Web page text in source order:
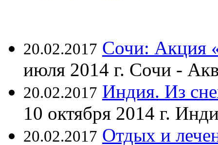
20.02.2017 Сочи: Акция
июля 2014 г. Сочи -
20.02.2017 Индия. Из
10 октября 2014 г.
20.02.2017 Отдых и